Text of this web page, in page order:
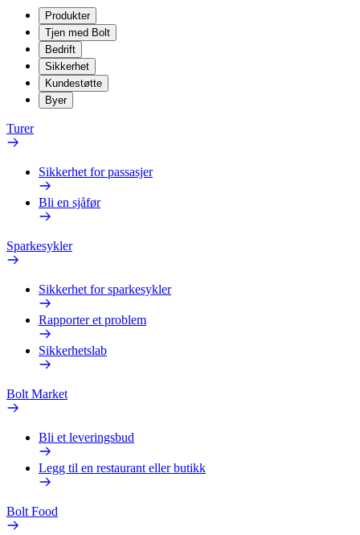
Produkter
Tjen med Bolt
Bedrift
Sikkerhet
Kundestøtte
Byer
Turer
Sikkerhet for passasjer
Bli en sjåfør
Sparkesykler
Sikkerhet for sparkesykler
Rapporter et problem
Sikkerhetslab
Bolt Market
Bli et leveringsbud
Legg til en restaurant eller butikk
Bolt Food